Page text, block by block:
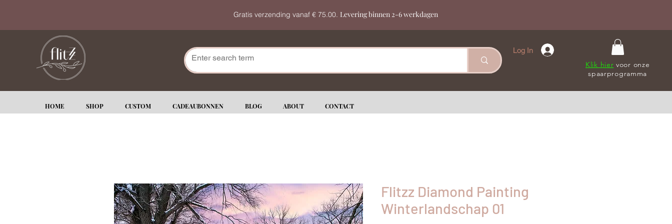
Gratis verzending vanaf € 75.00. Levering binnen 2-6 werkdagen
Log In
Klik hier voor onze
spaarprogramma
HOME SHOP CUSTOM CADEAUBONNEN BLOG ABOUT CONTACT
Flitzz Diamond Painting
Winterlandschap 01